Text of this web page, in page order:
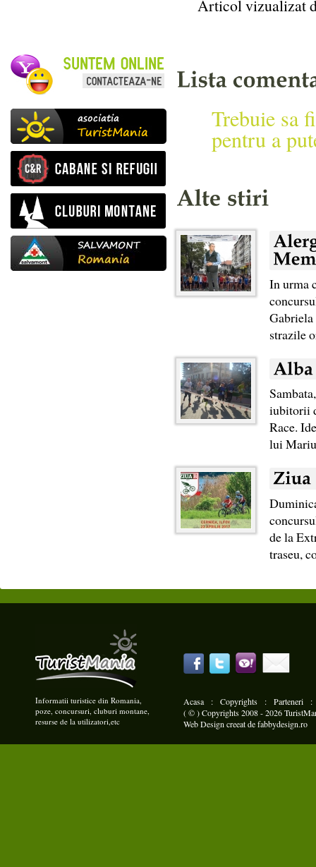
Articol vizualizat
Trebuie sa
pentru a
In urma
strazile
iubitorii
Race.
lui
de la
traseu,
Informatii turistice din Romania,
poze, concursuri, cluburi montane,
resurse de la utilizatori,etc
Acasa: Copyrights : Parteneri
( © ) Copyrights 2008 - 2026
Web Designcreeat defabbydesign.ro